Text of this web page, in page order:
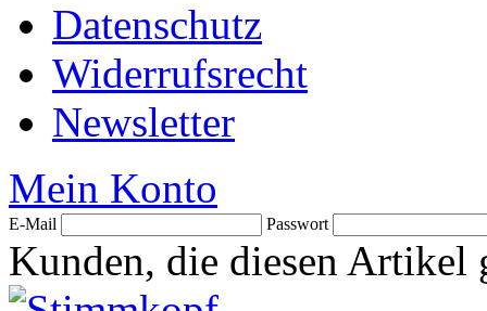
Datenschutz
Widerrufsrecht
Newsletter
Mein Konto
E-Mail Passwort
Kunden, die diesen Artikel